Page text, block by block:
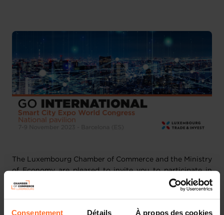
Consentement Détails À propos des cookies
The Luxembourg Chamber of Commerce and the Ministry
of Economy are pleased to invite you to participate in
the national pavilion that will be organised at Smart City
Expo World Congress 2023 in Barcelona (ES) from 7-9